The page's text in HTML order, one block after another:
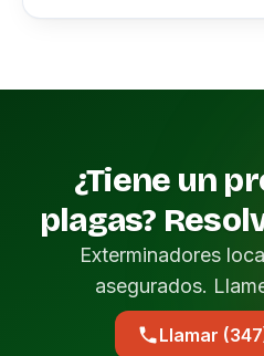
¿Tiene un
plagas?
Exterminadores
asegurados.
Llamar